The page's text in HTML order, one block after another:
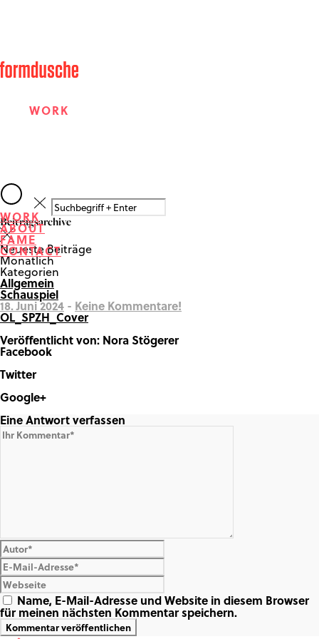
WORK
FAME
CONTACT
WORK
ABOUT
FAME
CONTACT
Beitragsarchive
Neueste Beiträge
Monatlich
Kategorien
Allgemein
Schauspiel
18. Juni 2024 - Keine Kommentare!
OL_SPZH_Cover
Veröffentlicht von: Nora Stögerer
Facebook
Twitter
Google+
Share on Google+
Eine Antwort verfassen
Name, E-Mail-Adresse und Website in diesem Browser
für meinen nächsten Kommentar speichern.